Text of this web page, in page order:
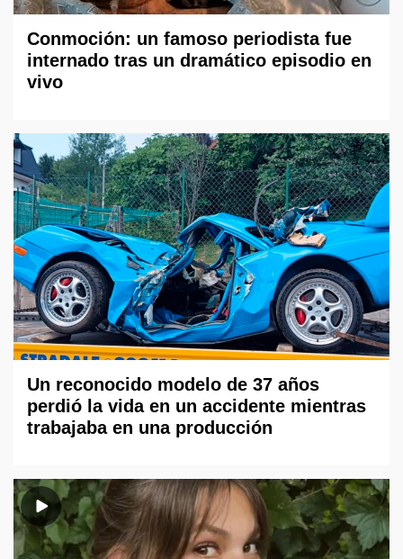
Conmoción: un famoso periodista fue
internado tras un dramático episodio en
vivo
Un reconocido modelo de 37 años
perdió la vida en un accidente mientras
trabajaba en una producción